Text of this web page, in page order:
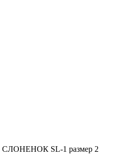
СЛОНЕНОК SL-1 размер 2